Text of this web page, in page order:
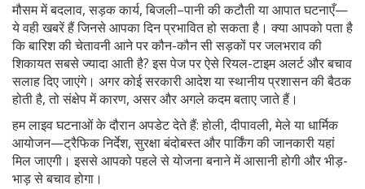
मौसम में बदलाव, सड़क कार्य, बिजली–पानी की कटौती या आपात घटनाएँ—
ये वही खबरें हैं जिनसे आपका दिन प्रभावित हो सकता है। क्या आपको पता है
कि बारिश की चेतावनी आने पर कौन-कौन सी सड़कों पर जलभराव की
शिकायत सबसे ज्यादा आती है? इस पेज पर ऐसे रियल-टाइम अलर्ट और बचाव
सलाह दिए जाएंगे। अगर कोई सरकारी आदेश या स्थानीय प्रशासन की बैठक
होती है, तो संक्षेप में कारण, असर और अगले कदम बताए जाते हैं।
हम लाइव घटनाओं के दौरान अपडेट देते हैं: होली, दीपावली, मेले या धार्मिक
आयोजन—ट्रैफिक निर्देश, सुरक्षा बंदोबस्त और पार्किंग की जानकारी यहां
मिल जाएगी। इससे आपको पहले से योजना बनाने में आसानी होगी और भीड़-
भाड़ से बचाव होगा।